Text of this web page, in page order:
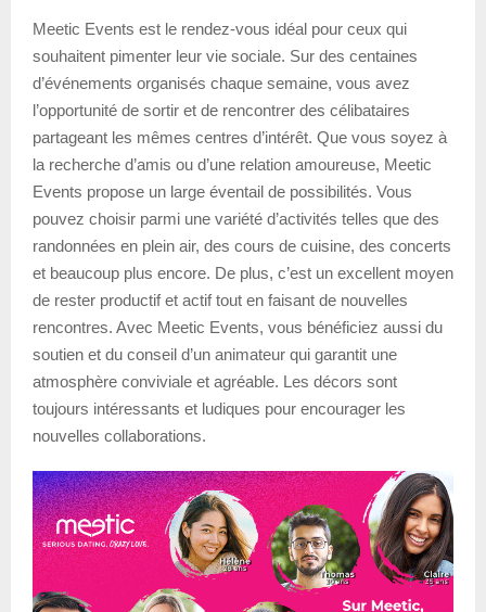
Meetic Events est le rendez-vous idéal pour ceux qui
souhaitent pimenter leur vie sociale. Sur des centaines
d’événements organisés chaque semaine, vous avez
l’opportunité de sortir et de rencontrer des célibataires
partageant les mêmes centres d’intérêt. Que vous soyez à
la recherche d’amis ou d’une relation amoureuse, Meetic
Events propose un large éventail de possibilités. Vous
pouvez choisir parmi une variété d’activités telles que des
randonnées en plein air, des cours de cuisine, des concerts
et beaucoup plus encore. De plus, c’est un excellent moyen
de rester productif et actif tout en faisant de nouvelles
rencontres. Avec Meetic Events, vous bénéficiez aussi du
soutien et du conseil d’un animateur qui garantit une
atmosphère conviviale et agréable. Les décors sont
toujours intéressants et ludiques pour encourager les
nouvelles collaborations.